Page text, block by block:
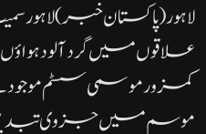
لاہور(پاکستان خبر)
علاقوں میں گرد آلود
کمزور موسمی سسٹم
موسم میں جزوی تبدیلی